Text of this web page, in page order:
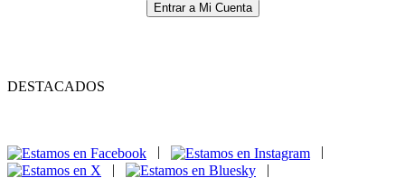
Entrar a Mi Cuenta
DESTACADOS
|
|
|
|